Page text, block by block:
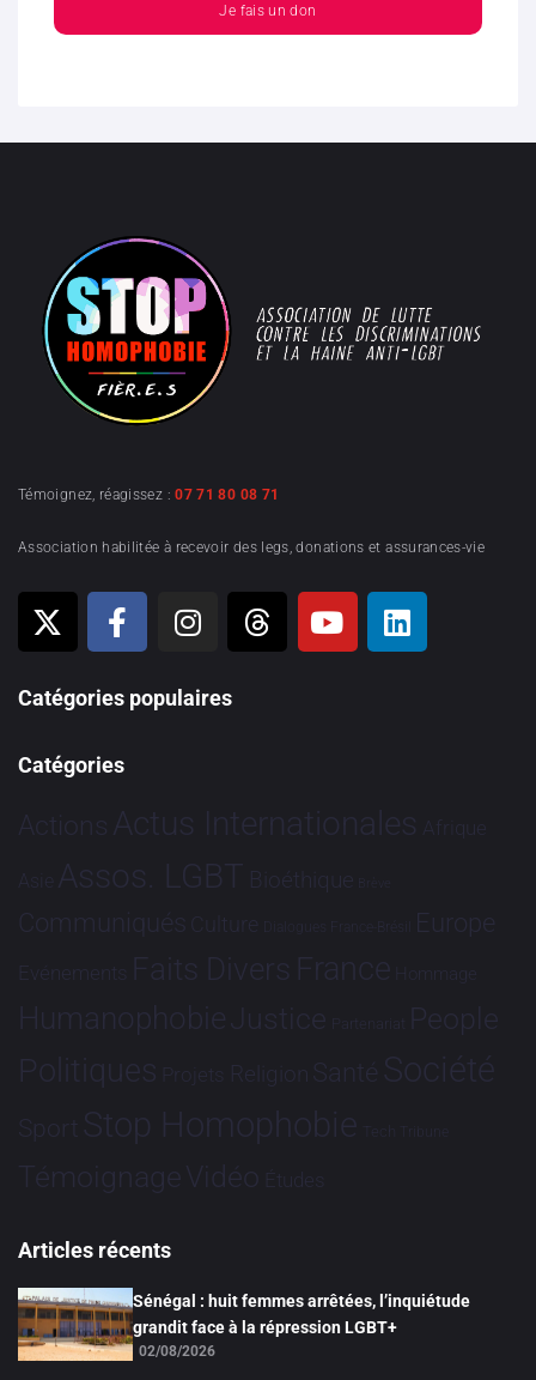
Je fais un don
Témoignez, réagissez :07 71 80 08 71
Association habilitée à recevoir des legs, donations et assurances-vie
Catégories populaires
Catégories
Actions Actus Internationales Afrique
Asie Assos. LGBT Bioéthique Brève
Communiqués Culture Dialogues France-Brésil Europe
Evénements Faits Divers France Hommage
HumanophobieJustice Partenariat People
Politiques Projets Religion Santé Société
Sport Stop Homophobie Tech Tribune
TémoignageVidéo Études
Articles récents
Sénégal : huit femmes arrêtées, l’inquiétude
grandit face à la répression LGBT+
02/08/2026